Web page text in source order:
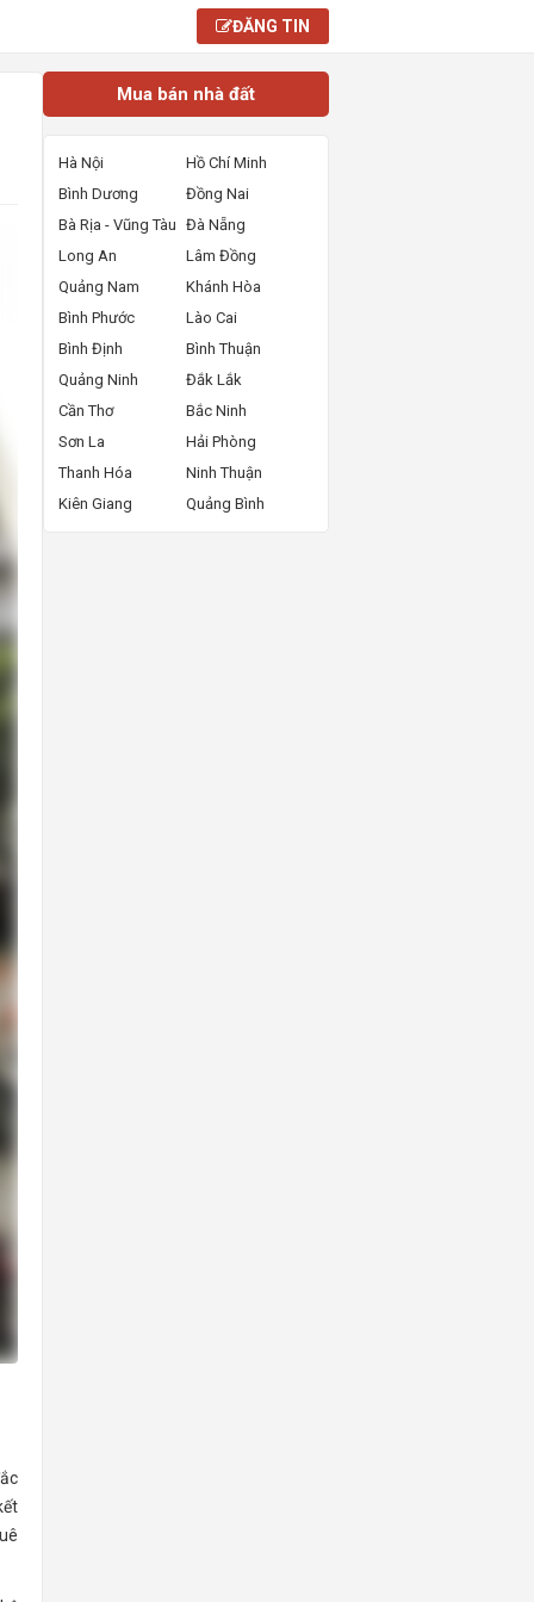
ĐĂNG TIN
Mua bán nhà đất
Hà Nội
Hồ Chí Minh
Bình Dương
Đồng Nai
Bà Rịa - Vũng Tàu Đà Nẵng
Long An
Lâm Đồng
Quảng Nam
Khánh Hòa
Bình Phước
Lào Cai
Bình Định
Bình Thuận
Quảng Ninh
Đắk Lắk
Cần Thơ
Bắc Ninh
Sơn La
Hải Phòng
Thanh Hóa
Ninh Thuận
Kiên Giang
Quảng Bình